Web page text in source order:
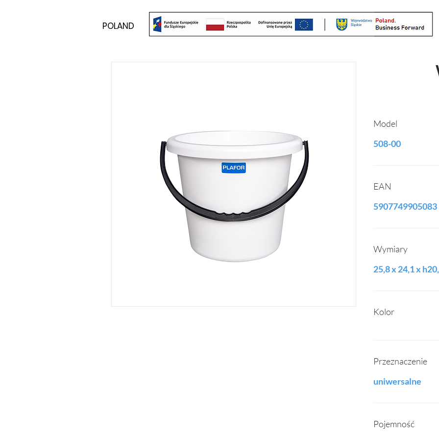
POLAND
Model
508-00
EAN
5907749905083
Wymiary
25,8 x 24,1 x
Kolor
Przeznaczenie
uniwersalne
Pojemność